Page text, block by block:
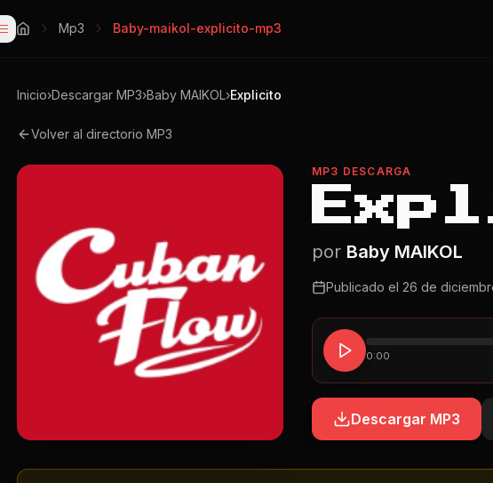
Mp3 Baby-maikol-explicito-mp3
Inicio›Descargar MP3›Baby MAIKOL›Explicito
Volver al directorio MP3
MP3 DESCARGA
por Baby MAIKOL
Publicado el 26 de
0:00
Descargar MP3